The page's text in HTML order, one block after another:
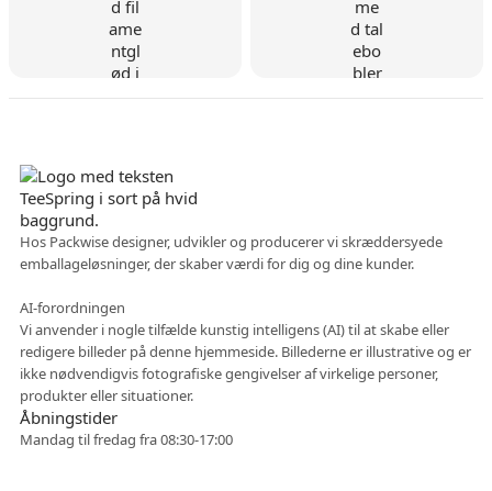
Hos Packwise designer, udvikler og producerer vi skræddersyede
emballageløsninger, der skaber værdi for dig og dine kunder.
AI-forordningen
Vi anvender i nogle tilfælde kunstig intelligens (AI) til at skabe eller
redigere billeder på denne hjemmeside. Billederne er illustrative og er
ikke nødvendigvis fotografiske gengivelser af virkelige personer,
produkter eller situationer.
Åbningstider
Mandag til fredag fra 08:30-17:00